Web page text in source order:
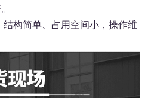
构简单、占用空间小，操作维